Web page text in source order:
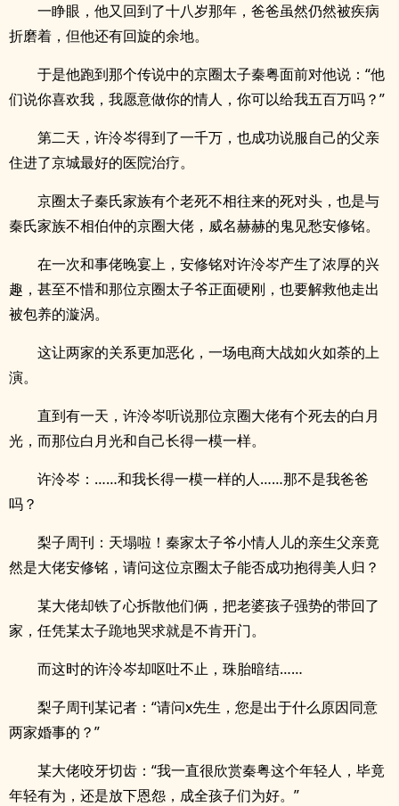
一睁眼，他又回到了十八岁那年，爸爸虽然仍然被疾病
折磨着，但他还有回旋的余地。
于是他跑到那个传说中的京圈太子秦粤面前对他说：“他
们说你喜欢我，我愿意做你的情人，你可以给我五百万吗？”
第二天，许泠岑得到了一千万，也成功说服自己的父亲
住进了京城最好的医院治疗。
京圈太子秦氏家族有个老死不相往来的死对头，也是与
秦氏家族不相伯仲的京圈大佬，威名赫赫的鬼见愁安修铭。
在一次和事佬晚宴上，安修铭对许泠岑产生了浓厚的兴
趣，甚至不惜和那位京圈太子爷正面硬刚，也要解救他走出
被包养的漩涡。
这让两家的关系更加恶化，一场电商大战如火如荼的上
演。
直到有一天，许泠岑听说那位京圈大佬有个死去的白月
光，而那位白月光和自己长得一模一样。
许泠岑：……和我长得一模一样的人……那不是我爸爸
吗？
梨子周刊：天塌啦！秦家太子爷小情人儿的亲生父亲竟
然是大佬安修铭，请问这位京圈太子能否成功抱得美人归？
某大佬却铁了心拆散他们俩，把老婆孩子强势的带回了
家，任凭某太子跪地哭求就是不肯开门。
而这时的许泠岑却呕吐不止，珠胎暗结……
梨子周刊某记者：“请问x先生，您是出于什么原因同意
两家婚事的？”
某大佬咬牙切齿：“我一直很欣赏秦粤这个年轻人，毕竟
年轻有为，还是放下恩怨，成全孩子们为好。”